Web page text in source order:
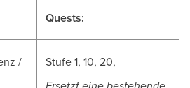
Quests:
/
Stufe 1, 10, 20,